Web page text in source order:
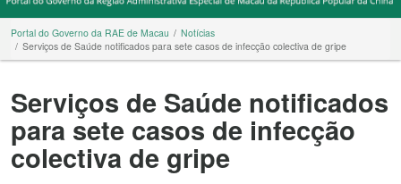
Portal do Governo da RAE de Macau
Notícias
Serviços de Saúde notificados para sete casos de infecção colectiva de gripe
Serviços de Saúde notificados
para sete casos de infecção
colectiva de gripe